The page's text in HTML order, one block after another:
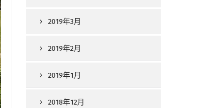
2019年3月
2019年2月
2019年1月
2018年12月